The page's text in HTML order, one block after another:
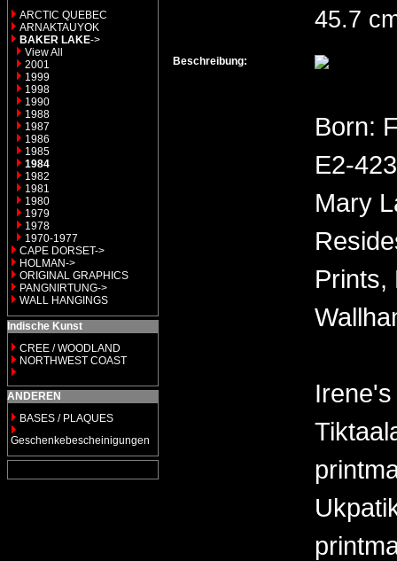
ARCTIC QUEBEC
ARNAKTAUYOK
BAKER LAKE->
View All
2001
1999
1998
1990
1988
1987
1986
1985
1984
1982
1981
1980
1979
1978
1970-1977
CAPE DORSET->
HOLMAN->
ORIGINAL GRAPHICS
PANGNIRTUNG->
WALL HANGINGS
Indische Kunst
CREE / WOODLAND
NORTHWEST COAST
ANDEREN
BASES / PLAQUES
Geschenkebescheinigungen
45.7
Beschreibung:
Born:
E2-
Mary
Prints,